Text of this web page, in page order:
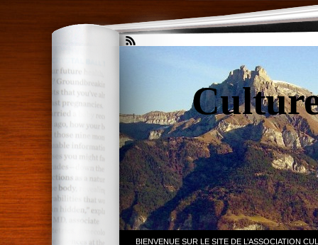
BIENVENUE SUR LE SITE DE L’ASSOCIATION